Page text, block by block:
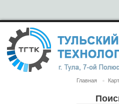
Главная